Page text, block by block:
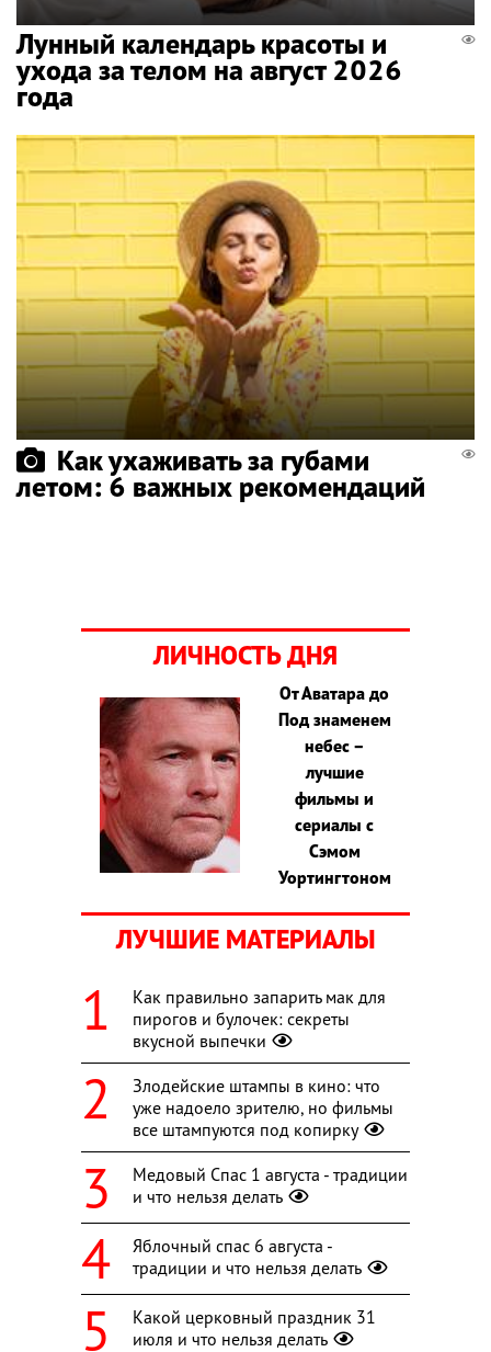
Лунный календарь красоты и
ухода за телом на август 2026
года
Как ухаживать за губами
летом: 6 важных рекомендаций
ЛИЧНОСТЬ ДНЯ
От Аватара до
Под знаменем
небес –
лучшие
фильмы и
сериалы с
Сэмом
Уортингтоном
ЛУЧШИЕ МАТЕРИАЛЫ
Как правильно запарить мак для
пирогов и булочек: секреты
вкусной выпечки
Злодейские штампы в кино: что
уже надоело зрителю, но фильмы
все штампуются под копирку
Медовый Спас 1 августа - традиции
и что нельзя делать
Яблочный спас 6 августа -
традиции и что нельзя делать
Какой церковный праздник 31
июля и что нельзя делать